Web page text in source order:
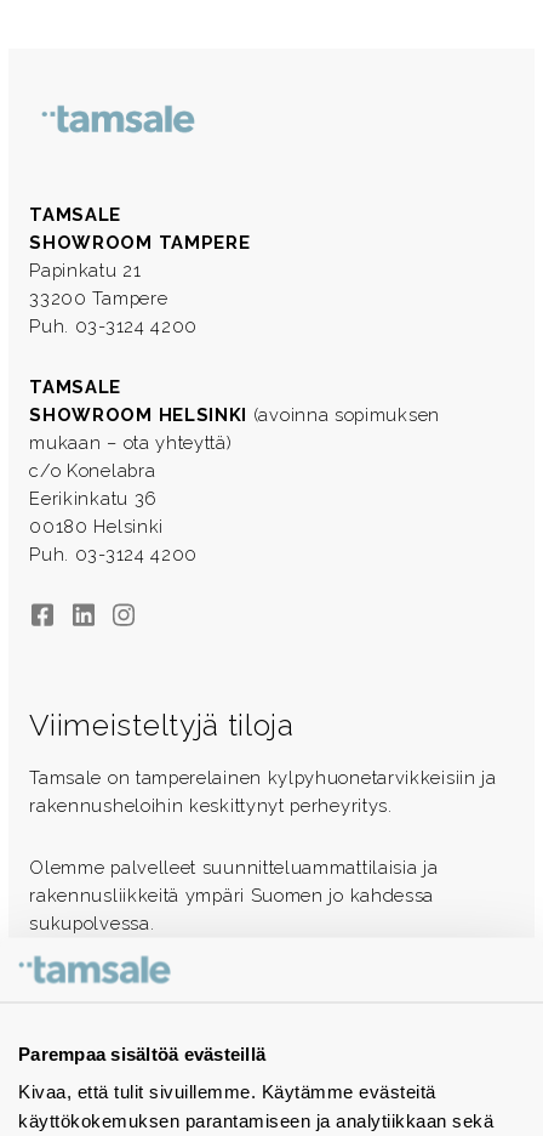
Parempaa sisältöä evästeillä
Kivaa, että tulit sivuillemme. Käytämme evästeitä
käyttökokemuksen parantamiseen ja analytiikkaan sekä
TAMSALE
SHOWROOM TAMPERE
Papinkatu 21
33200 Tampere
Puh. 03-3124 4200
TAMSALE
SHOWROOM HELSINKI (avoinna sopimuksen
mukaan – ota yhteyttä)
c/o Konelabra
Eerikinkatu 36
00180 Helsinki
Puh. 03-3124 4200
FacebookLinkedInInstagram
Viimeisteltyjä tiloja
Tamsale on tamperelainen kylpyhuonetarvikkeisiin ja
rakennusheloihin keskittynyt perheyritys.
Olemme palvelleet suunnitteluammattilaisia ja
rakennusliikkeitä ympäri Suomen jo kahdessa
sukupolvessa.
Ota yhteyttä - autamme mielellämme
Tuotekuvastot
Instagram